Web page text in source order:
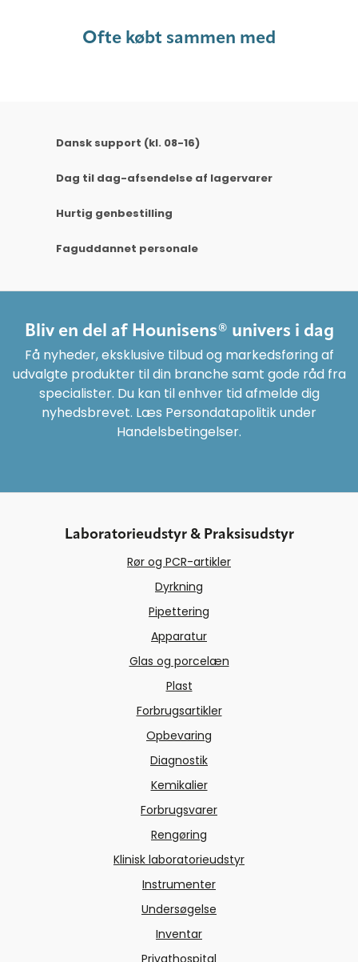
Ofte købt sammen med
Dansk support (kl. 08-16)
Dag til dag-afsendelse af lagervarer
Hurtig genbestilling
Faguddannet personale
Bliv en del af Hounisens® univers i dag
Få nyheder, eksklusive tilbud og markedsføring af
udvalgte produkter til din branche samt gode råd fra
specialister. Du kan til enhver tid afmelde dig
nyhedsbrevet. Læs Persondatapolitik under
Handelsbetingelser.
Laboratorieudstyr & Praksisudstyr
Rør og PCR-artikler
Dyrkning
Pipettering
Apparatur
Glas og porcelæn
Plast
Forbrugsartikler
Opbevaring
Diagnostik
Kemikalier
Forbrugsvarer
Rengøring
Klinisk laboratorieudstyr
Instrumenter
Undersøgelse
Inventar